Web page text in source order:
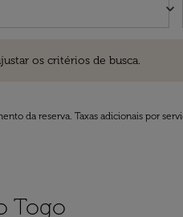
keyboard_arrow_down
os critérios de busca.
da reserva. Taxas adicionais por
Togo